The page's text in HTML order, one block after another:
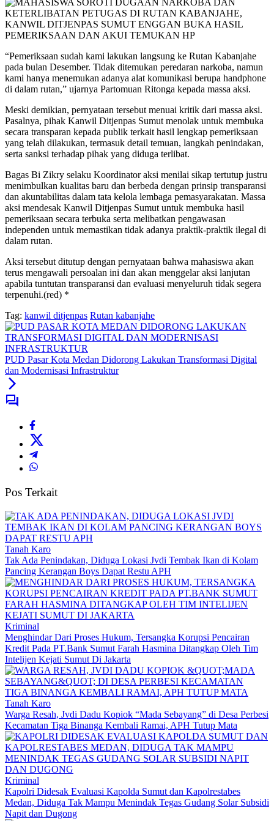
“Pemeriksaan sudah kami lakukan langsung ke Rutan Kabanjahe
pada bulan Desember. Tidak ditemukan peredaran narkoba, namun
kami hanya menemukan adanya alat komunikasi berupa handphone
di dalam rutan,” ujarnya Partomuan Ritonga kepada massa aksi.
Meski demikian, pernyataan tersebut menuai kritik dari massa aksi.
Pasalnya, pihak Kanwil Ditjenpas Sumut menolak untuk membuka
secara transparan kepada publik terkait hasil lengkap pemeriksaan
yang telah dilakukan, termasuk detail temuan, langkah penindakan,
serta sanksi terhadap pihak yang diduga terlibat.
Bagas Bi Zikry selaku Koordinator aksi menilai sikap tertutup justru
menimbulkan kualitas baru dan berbeda dengan prinsip transparansi
dan akuntabilitas dalam tata kelola lembaga pemasyarakatan. Massa
aksi mendesak Kanwil Ditjenpas Sumut untuk membuka hasil
pemeriksaan secara terbuka serta melibatkan pengawasan
independen untuk memastikan tidak adanya praktik-praktik ilegal di
dalam rutan.
Aksi tersebut ditutup dengan pernyataan bahwa mahasiswa akan
terus mengawali persoalan ini dan akan menggelar aksi lanjutan
apabila tuntutan transparansi dan evaluasi menyeluruh tidak segera
terpenuhi.(red) *
Tag: kanwil ditjenpas Rutan kabanjahe
PUD Pasar Kota Medan Didorong Lakukan Transformasi Digital
dan Modernisasi Infrastruktur
Pos Terkait
Tanah Karo
Tak Ada Penindakan, Diduga Lokasi Jvdi Tembak Ikan di Kolam
Pancing Kerangan Boys Dapat Restu APH
Kriminal
Menghindar Dari Proses Hukum, Tersangka Korupsi Pencairan
Kredit Pada PT.Bank Sumut Farah Hasmina Ditangkap Oleh Tim
Intelijen Kejati Sumut Di Jakarta
Tanah Karo
Warga Resah, Jvdi Dadu Kopiok “Mada Sebayang” di Desa Perbesi
Kecamatan Tiga Binanga Kembali Ramai, APH Tutup Mata
Kriminal
Kapolri Didesak Evaluasi Kapolda Sumut dan Kapolrestabes
Medan, Diduga Tak Mampu Menindak Tegas Gudang Solar Subsidi
Napit dan Dugong